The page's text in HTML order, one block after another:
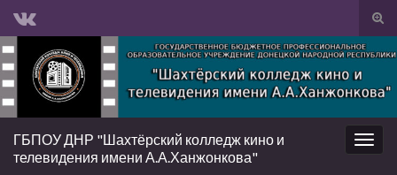
Вкл/
Search for:
Вкл/
ГБПОУ ДНР "Шахтёрский колледж кино и
телевидения имени А.А.Ханжонкова"